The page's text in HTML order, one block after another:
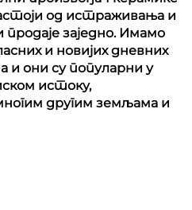
од истраживања и
продаје заједно. Имамо
и новијих дневних
и они су популарни у
истоку,
другим земљама и